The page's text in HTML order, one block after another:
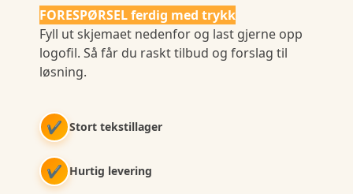
FORESPØRSEL ferdig med trykk
Fyll ut skjemaet nedenfor og last gjerne opp
logofil. Så får du raskt tilbud og forslag til
løsning.
✔ Stort tekstillager
✔ Hurtig levering